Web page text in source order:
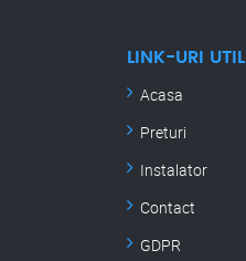
LINK-URI
Acasa
Preturi
Instalator
Contact
GDPR